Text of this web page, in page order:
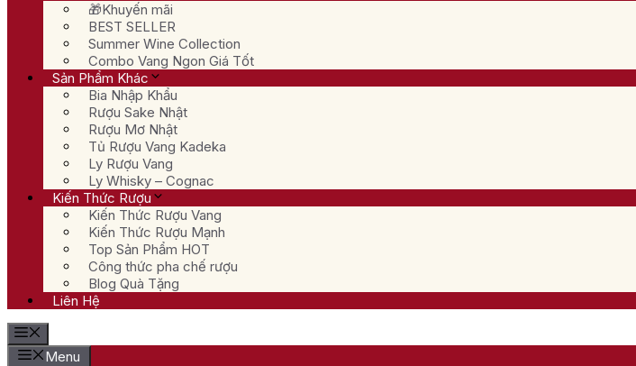
🎁Khuyến mãi
BEST SELLER
Summer Wine Collection
Combo Vang Ngon Giá Tốt
Sản Phẩm Khác
Bia Nhập Khẩu
Rượu Sake Nhật
Rượu Mơ Nhật
Tủ Rượu Vang Kadeka
Ly Rượu Vang
Ly Whisky – Cognac
Kiến Thức Rượu
Kiến Thức Rượu Vang
Kiến Thức Rượu Mạnh
Top Sản Phẩm HOT
Công thức pha chế rượu
Blog Quà Tặng
Liên Hệ
Menu